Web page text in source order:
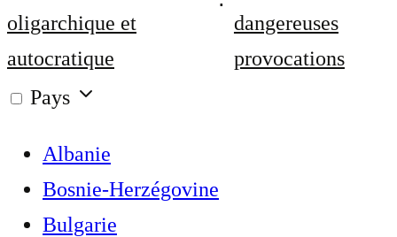
oligarchique et
autocratique
dangereuses
provocations
Pays
Albanie
Bosnie-Herzégovine
Bulgarie